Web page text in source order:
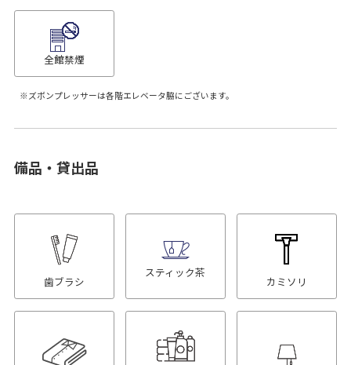
全館禁煙
ズボンプレッサーは各階エレベータ脇にございます。
備品・貸出品
歯ブラシ
スティック茶
カミソリ